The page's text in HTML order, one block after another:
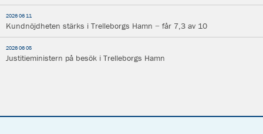
2026 06 11
Kundnöjdheten stärks i Trelleborgs Hamn − får 7,3 av 10
2026 06 05
Justitieministern på besök i Trelleborgs Hamn